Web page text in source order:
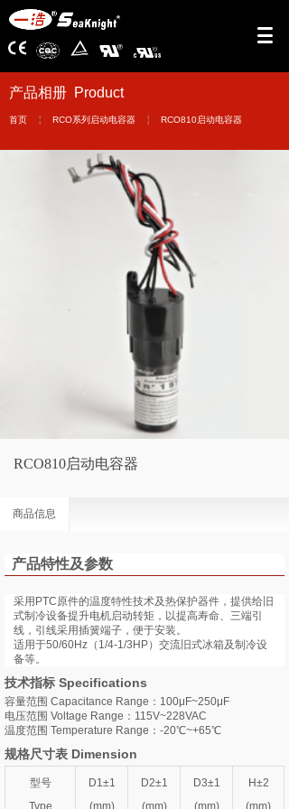
产品相册 Product
首页 ￤ RCO系列启动电容器 ￤ RCO810启动电容器
RCO810启动电容器
商品信息
产品特性及参数
采用PTC原件的温度特性技术及热保护器件，提供给旧
式制冷设备提升电机启动转矩，以提高寿命、三端引
线，引线采用插簧端子，便于安装。
适用于50/60Hz（1/4-1/3HP）交流旧式冰箱及制冷设
备等。
技术指标 Specifications
容量范围 Capacitance Range：100μF~250μF
电压范围 Voltage Range：115V~228VAC
温度范围 Temperature Range：-20℃~+65℃
规格尺寸表 Dimension
型号
Type
D1±1
(mm)
D2±1
(mm)
D3±1
(mm)
H±2
(mm)